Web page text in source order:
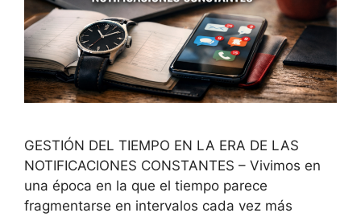
GESTIÓN DEL TIEMPO EN LA ERA DE LAS
NOTIFICACIONES CONSTANTES – Vivimos en
una época en la que el tiempo parece
fragmentarse en intervalos cada vez más